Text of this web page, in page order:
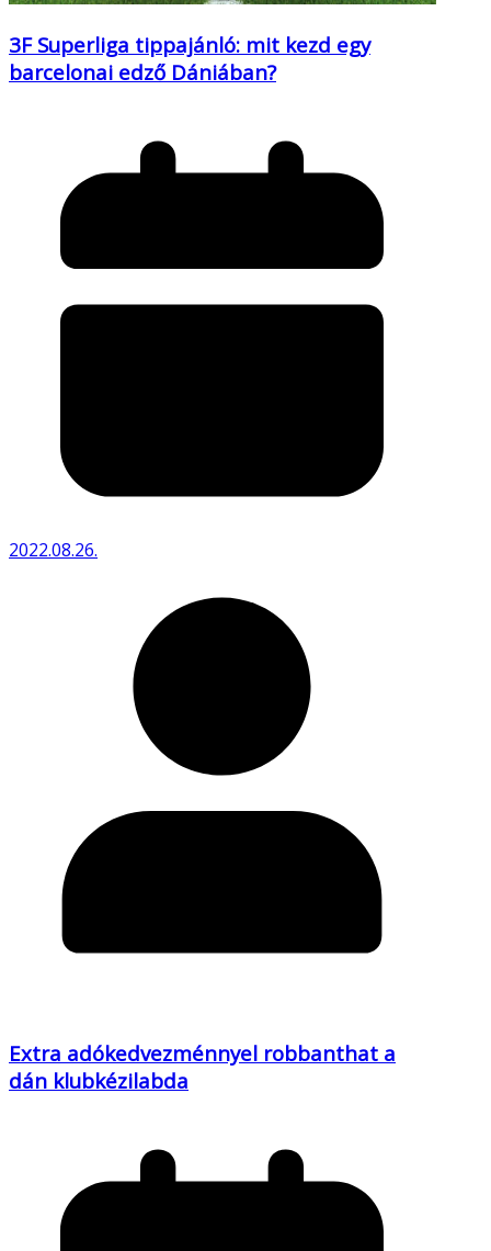
3F Superliga tippajánló: mit kezd egy
barcelonai edző Dániában?
2022.08.26.
Extra adókedvezménnyel robbanthat a
dán klubkézilabda